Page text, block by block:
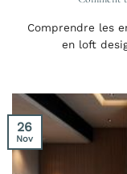
Comprendre les
en loft
26
Nov